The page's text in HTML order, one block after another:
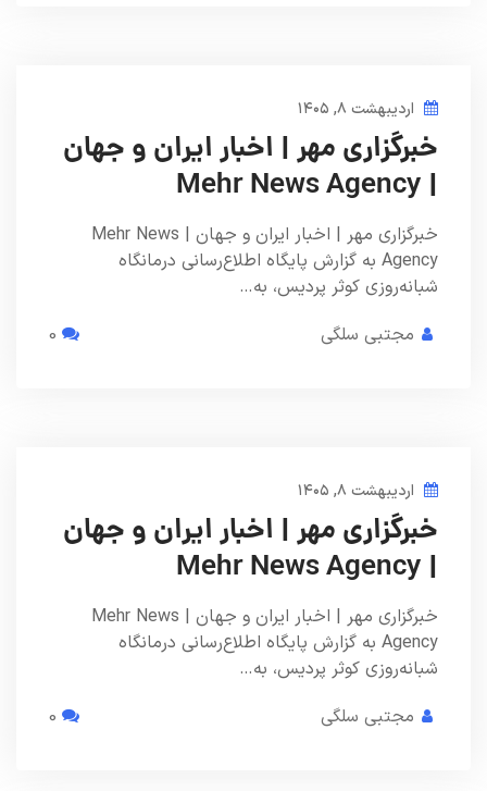
اردیبهشت ۸, ۱۴۰۵
خبرگزاری مهر | اخبار ایران و جهان
| Mehr News Agency
خبرگزاری مهر | اخبار ایران و جهان | Mehr News
Agency به گزارش پایگاه اطلاع‌رسانی درمانگاه
شبانه‌روزی کوثر پردیس، به…
مجتبی سلگی
اردیبهشت ۸, ۱۴۰۵
خبرگزاری مهر | اخبار ایران و جهان
| Mehr News Agency
خبرگزاری مهر | اخبار ایران و جهان | Mehr News
Agency به گزارش پایگاه اطلاع‌رسانی درمانگاه
شبانه‌روزی کوثر پردیس، به…
مجتبی سلگی